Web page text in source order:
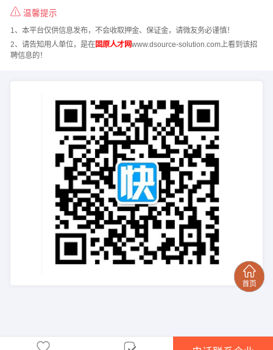
温馨提示
1、本平台仅供信息发布，不会收取押金、保证金，请微友务必谨慎！
2、请告知用人单位，是在固原人才网www.dsource-solution.com上看到该招
聘信息的！